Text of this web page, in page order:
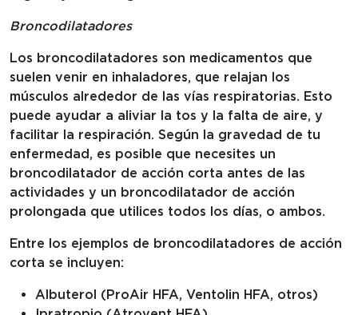
Broncodilatadores
Los broncodilatadores son medicamentos que
suelen venir en inhaladores, que relajan los
músculos alrededor de las vías respiratorias. Esto
puede ayudar a aliviar la tos y la falta de aire, y
facilitar la respiración. Según la gravedad de tu
enfermedad, es posible que necesites un
broncodilatador de acción corta antes de las
actividades y un broncodilatador de acción
prolongada que utilices todos los días, o ambos.
Entre los ejemplos de broncodilatadores de acción
corta se incluyen:
Albuterol (ProAir HFA, Ventolin HFA, otros)